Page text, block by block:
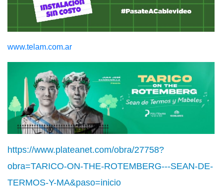
www.telam.com.ar
https://www.plateanet.com/obra/27758?
obra=TARICO-ON-THE-ROTEMBERG---SEAN-DE-
TERMOS-Y-MA&paso=inicio